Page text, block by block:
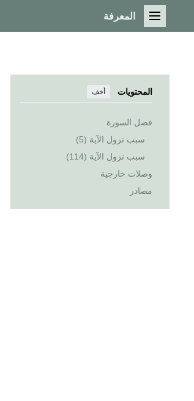
القائمة الرئيسية
المعرفة
المحتويات أخف
فضل السورة
سبب نزول الآية (5)
سبب نزول الآية (114)
وصلات خارجية
مصادر